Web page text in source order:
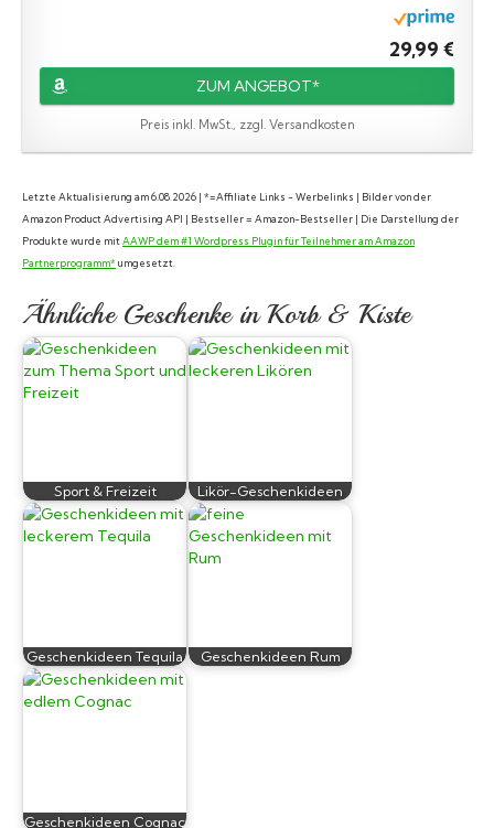
29,99 €
ZUM ANGEBOT*
Preis inkl. MwSt., zzgl. Versandkosten
Letzte Aktualisierung am 6.08.2026 | *=Affiliate Links - Werbelinks | Bilder von der
Amazon Product Advertising API | Bestseller = Amazon-Bestseller | Die Darstellung der
Produkte wurde mitAAWP dem #1 Wordpress Plugin für Teilnehmer am Amazon
Partnerprogramm*umgesetzt.
Ähnliche Geschenke in Korb & Kiste
Sport & Freizeit Likör-Geschenkideen
Geschenkideen Tequila Geschenkideen Rum
Geschenkideen Cognac